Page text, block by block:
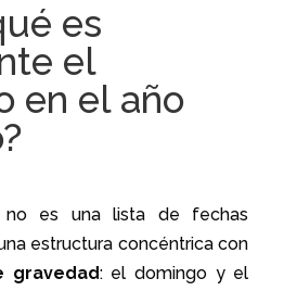
es
el
en el año
no es una lista de fechas
estructura concéntrica con
gravedad: el domingo y el